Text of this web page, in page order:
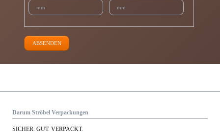
ABSENDEN
Darum Ströbel Verpackungen
SICHER. GUT. VERPACKT.